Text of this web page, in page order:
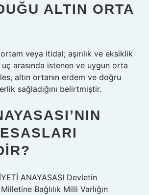
ALTIN ORTA
veya itidal; aşırılık ve eksiklik
arasında istenen ve uygun orta
altın ortanın erdem ve doğru
sağladığını belirtmiştir.
ANAYASASI Devletin
Bağlılık Milli Varlığın